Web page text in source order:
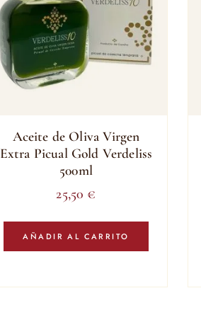
Aceite de Oliva Virgen
Extra Picual Gold Verdeliss
500ml
25,50 €
AÑADIR AL CARRITO